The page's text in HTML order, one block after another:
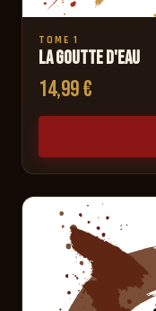
TOME 1
La goutte d'eau
14,99 €